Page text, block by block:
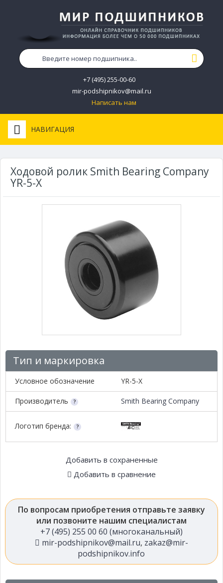
+7 (495) 255-00-60
mir-podshipnikov@mail.ru
Написать нам
НАВИГАЦИЯ
Ходовой ролик Smith Bearing Company
YR-5-X
Тип и маркировка
Условное обозначение YR-5-X
Производитель Smith Bearing Company
Логотип бренда:
Добавить в сохраненные
Добавить в сравнение
По вопросам приобретения отправьте заявку
или позвоните нашим специалистам
+7 (495) 255 00 60 (многоканальный)
mir-podshipnikov@mail.ru, zakaz@mir-
podshipnikov.info